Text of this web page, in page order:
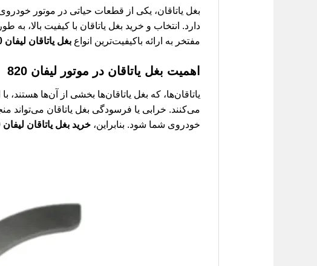
دارد. انتخاب و خرید بغل یاتاقان با کیفیت بالا،
مفتخر به ارائه باکیفیت‌ترین انواع بغل یاتاقان لیفان 820
اهمیت بغل یاتاقان در موتور لیفان 820
یاتاقان‌ها، که بغل یاتاقان‌ها بخشی از آن‌ها
می‌کنند. خرابی یا فرسودگی بغل یاتاقان
خودروی شما شود. بنابراین، خرید بغل یاتاقان لیفان 820